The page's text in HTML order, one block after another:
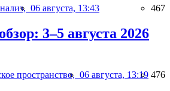
06 августа, 13:43 467
3–5 августа 2026
пространство, 06 августа, 13:19 476